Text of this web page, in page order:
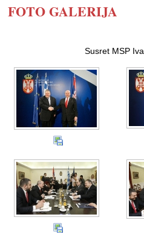
FOTO GALERIJA
Susret MSP